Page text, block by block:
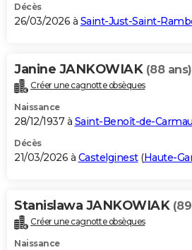
BONS PLANS
Carte de Noël
Carte Bonne année
Carte Saint-Valentin
Carte Pâques
Carte d'anniversaire
DICTIONNAIRE
Dictionnaire
Biographies
Citations
Expressions
Proverbes
PROGRAMME TV
S'inscrire
Se connecter
Lycées
Collèges
Primaires
Universités
Entreprises
Service militaire
Avis de recherche
AVIS DE DÉCÈS
Bricolage
Lifestyle
Culture
Sport
Auto
Television
Voyage
Cinema
Décès
26/03/2026 à Saint-Just-Saint-
Janine JANKOWIAK (88 ans)
Créer une cagnotte obsèques
Naissance
28/12/1937 à Saint-Benoît-de-
Décès
21/03/2026 à Castelginest(Haute-
Stanislawa JANKOWIAK
Créer une cagnotte obsèques
Naissance